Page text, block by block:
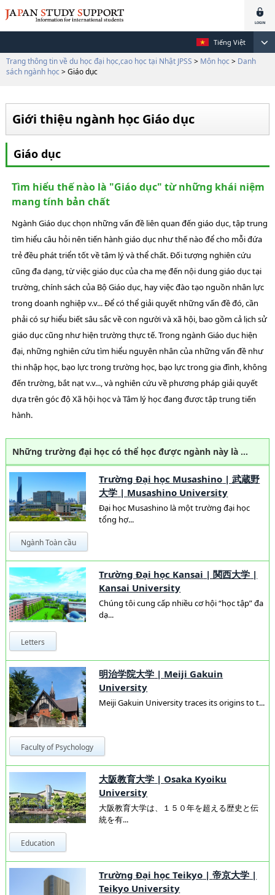
Tiếng Việt
Trang thông tin về du học đại học,cao học tại Nhật JPSS > Môn học > Danh
sách ngành học > Giáo dục
Giới thiệu ngành học Giáo dục
Giáo dục
Tìm hiểu thế nào là "Giáo dục" từ những khái niệm
mang tính bản chất
Ngành Giáo dục chọn những vấn đề liên quan đến giáo dục, tập trung
tìm hiểu câu hỏi nên tiến hành giáo dục như thế nào để cho mỗi đứa
trẻ đều phát triển tốt về tâm lý và thể chất. Đối tượng nghiên cứu
cũng đa dạng, từ việc giáo dục của cha mẹ đến nội dung giáo dục tại
trường, chính sách của Bộ Giáo dục, hay việc đào tạo nguồn nhân lực
trong doanh nghiệp v.v... Để có thể giải quyết những vấn đề đó, cần
phải có sự hiểu biết sâu sắc về con người và xã hội, bao gồm cả lịch sử
giáo dục cũng như hiện trường thực tế. Trong ngành Giáo dục hiện
đại, những nghiên cứu tìm hiểu nguyên nhân của những vấn đề như
thi nhập học, bạo lực trong trường học, bạo lực trong gia đình, không
đến trường, bắt nạt v.v..., và nghiên cứu về phương pháp giải quyết
dựa trên góc độ Xã hội học và Tâm lý học đang được tập trung tiến
hành.
Những trường đại học có thể học được ngành này là …
Trường Đại học Musashino |武蔵野
大学 | Musashino University
Đại học Musashino là một trường đại học
tổng hợ...
Ngành Toàn cầu
Trường Đại học Kansai |関西大学 |
Kansai University
Chúng tôi cung cấp nhiều cơ hội “học tập” đa
dạ...
Letters
明治学院大学 | Meiji Gakuin
University
Meiji Gakuin University traces its origins to t...
Faculty of Psychology
大阪教育大学 | Osaka Kyoiku
University
大阪教育大学は、１５０年を超える歴史と伝
統を有...
Education
Trường Đại học Teikyo |帝京大学 |
Teikyo University